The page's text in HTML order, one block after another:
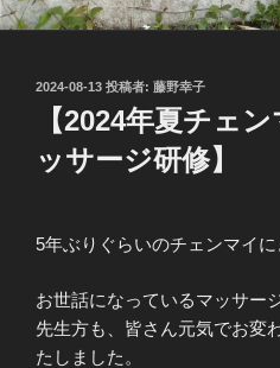
投
2024-08-13 投稿者: 藤野幸子
【2024年夏チェ
ッサージ研修】
5年ぶりぐらいのチェンマイに
お世話になっているマッサー
先生方も、皆さん元気でお変
たしました。